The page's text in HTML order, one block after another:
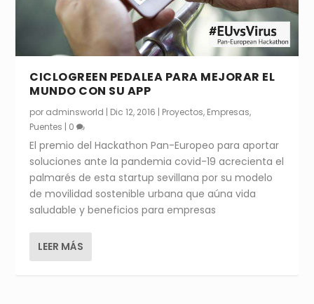
CICLOGREEN PEDALEA PARA MEJORAR EL
MUNDO CON SU APP
por adminsworld | Dic 12, 2016 | Proyectos, Empresas,
Puentes | 0
El premio del Hackathon Pan-Europeo para aportar
soluciones ante la pandemia covid-19 acrecienta el
palmarés de esta startup sevillana por su modelo
de movilidad sostenible urbana que aúna vida
saludable y beneficios para empresas
LEER MÁS